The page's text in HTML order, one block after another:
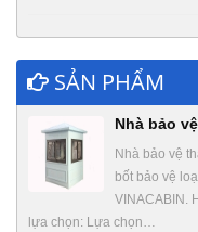
SẢN PHẨM
Nhà bảo
Nhà bảo vệ
bốt bảo vệ
VINACABIN.
lựa chọn: Lựa chọn…